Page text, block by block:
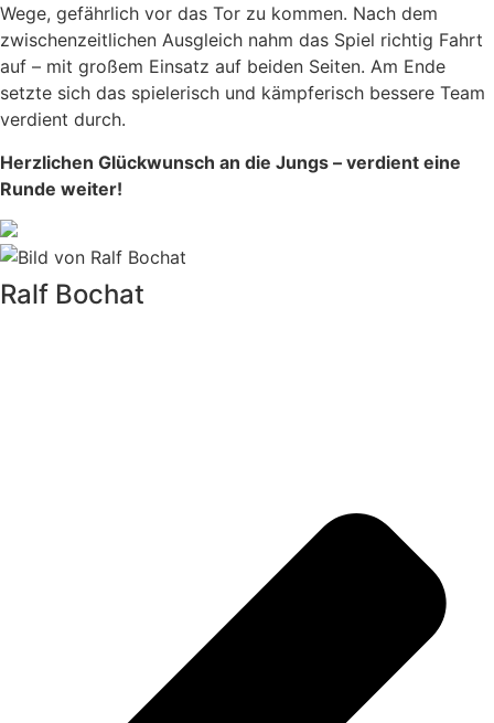
Wege, gefährlich vor das Tor zu kommen. Nach dem
zwischenzeitlichen Ausgleich nahm das Spiel richtig Fahrt
auf – mit großem Einsatz auf beiden Seiten. Am Ende
setzte sich das spielerisch und kämpferisch bessere Team
verdient durch.
Herzlichen Glückwunsch an die Jungs – verdient eine
Runde weiter!
Ralf Bochat